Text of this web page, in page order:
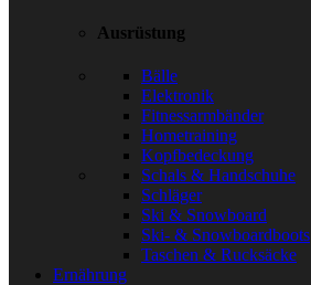
Ausrüstung
Bälle
Elektronik
Fitnessarmbänder
Hometraining
Kopfbedeckung
Schals & Handschuhe
Schläger
Ski & Snowboard
Ski- & Snowboardboots
Taschen & Rucksäcke
Ernährung